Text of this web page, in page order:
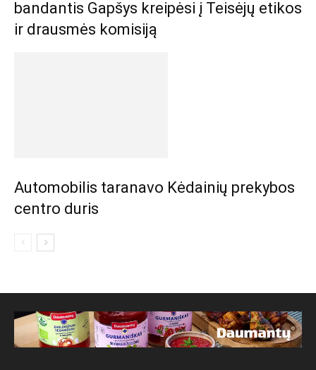
bandantis Gapšys kreipėsi į Teisėjų etikos
ir drausmės komisiją
Automobilis taranavo Kėdainių prekybos
centro duris